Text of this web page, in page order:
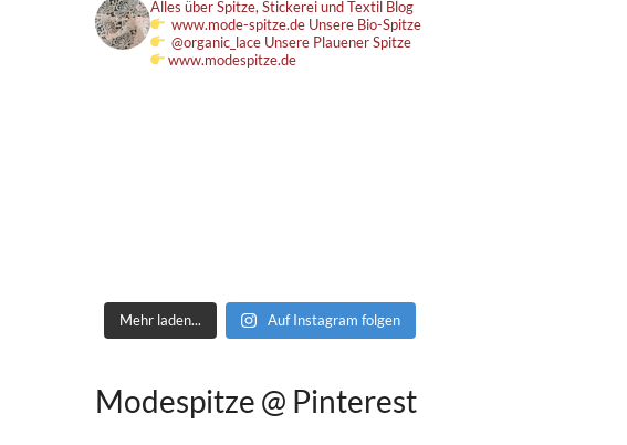
Alles über Spitze, Stickerei und TextilBlog
www.mode-spitze.deUnsere Bio-Spitze
@organic_lace Unsere Plauener Spitze
www.modespitze.de
Mehr laden... Auf Instagram folgen
Modespitze @ Pinterest